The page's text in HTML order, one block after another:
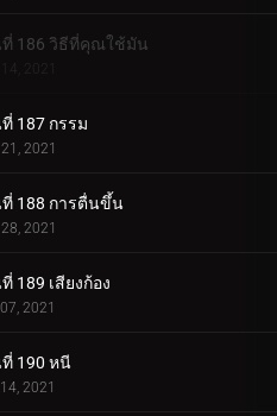
186 วิธีที่คุณใช้มัน
187 กรรม
2021
188 การตื่นขึ้น
2021
189 เสียงก้อง
2021
190 หนี
2021